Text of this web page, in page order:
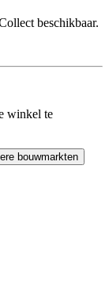
beschikbaar.
winkel te
bouwmarkten